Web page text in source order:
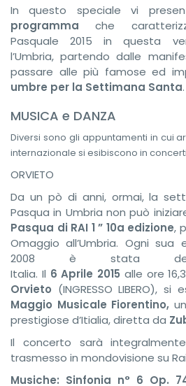
In questo speciale vi
programma che
Pasquale 2015 in questa
l’Umbria, partendo dalle
passare alle più famose ed
umbre per la Settimana Santa.
MUSICA e DANZA
Diversi sono gli appuntamenti in cui
internazionale si esibiscono in
ORVIETO
Da un pò di anni, ormai, la
Pasqua in Umbria non può
Pasqua di RAI 1 ” 10a edizione,
Omaggio all’Umbria. Ogni
2008 è stata
Italia. Il 6 Aprile 2015 alle ore
Orvieto (INGRESSO LIBERO), si
Maggio Musicale Fiorentino,
prestigiose d’Itialia, diretta da
Il concerto sarà
trasmesso in mondovisione su
Musiche: Sinfonia n° 6 Op.